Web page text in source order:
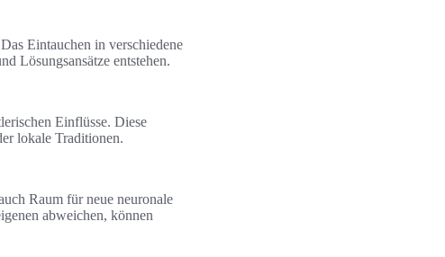
Eintauchen in verschiedene
Lösungsansätze entstehen.
Einflüsse. Diese
lokale Traditionen.
Raum für neue neuronale
abweichen, können